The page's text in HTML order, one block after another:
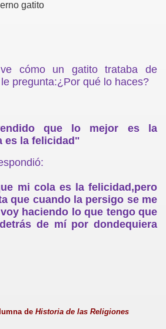
cómo un gatito trataba de
pregunta:¿Por qué lo haces?
que lo mejor es la
es la felicidad"
mi cola es la felicidad,pero
que cuando la persigo se me
haciendo lo que tengo que
de mí por dondequiera
de Historia de las Religiones